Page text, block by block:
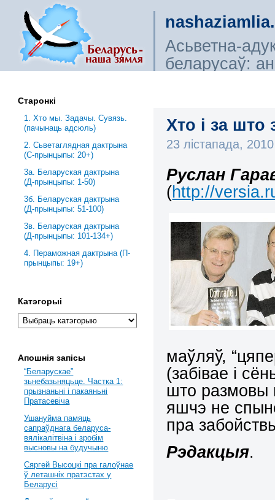
Асьветна-
беларусаў:
Хто і за што
23 лістапада,
Руслан
(http://
маўляў,
(забівае і
што размовы
яшчэ не
пра
Рэдакцыя.
Старонкі
1. Хто мы. Задачы. Сувязь.
(пачынаць адсюль)
2. Сьветаглядная дактрына
(С-прынцыпы: 20+)
3a. Беларуская дактрына
(Д-прынцыпы: 1-50)
3б. Беларуская дактрына
(Д-прынцыпы: 51-100)
3в. Беларуская дактрына
(Д-прынцыпы: 101-134+)
4. Пераможная дактрына (П-
прынцыпы: 19+)
Катэгорыі
Апошнія запісы
“Беларускае”
зьнебазьняцьце. Частка 1:
прызнаньні і пакаяньні
Пратасевіча
Ушануйма памяць
сапраўднага беларуса-
вялікалітвіна і зробім
высновы на будучыню
Сяргей Высоцкі пра галоўнае
ў леташніх пратэстах у
Беларусі